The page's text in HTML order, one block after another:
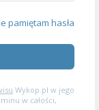
pamiętam hasła
Wykop.pl w jego
w całości,